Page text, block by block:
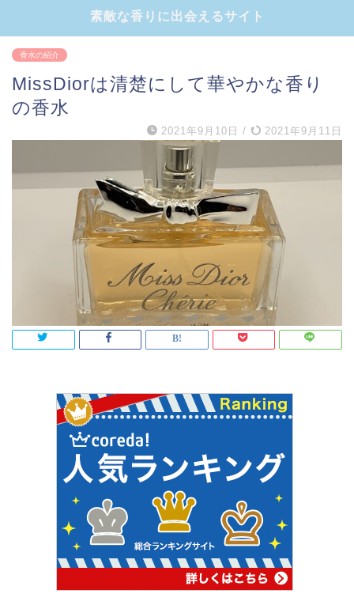
素敵な香りに出会えるサイト
香水の紹介
MissDiorは清楚にして華やかな香り
の香水
2021年9月10日 / 2021年9月11日